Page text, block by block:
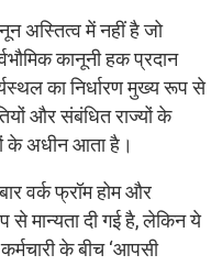
अस्तित्व में नहीं है जो
कानूनी हक प्रदान
का निर्धारण मुख्य रूप से
और संबंधित राज्यों के
के अधीन आता है।
वर्क फ्रॉम होम और
से मान्यता दी गई है, लेकिन ये
के बीच ‘आपसी